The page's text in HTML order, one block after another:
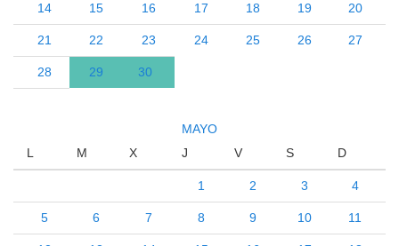
14 15 16 17 18 19 20
21 22 23 24 25 26 27
28 29 30
MAYO
L
M X J V S D
1 2 3 4
5 6 7 8 9 10 11